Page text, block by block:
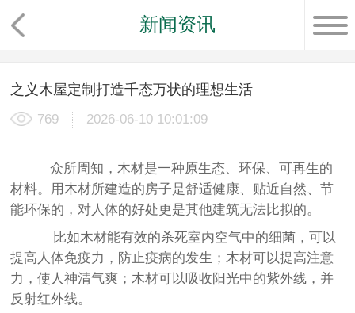
新闻资讯
之义木屋定制打造千态万状的理想生活
769 2026-06-10 10:01:09
众所周知，木材是一种原生态、环保、可再生的
材料。用木材所建造的房子是舒适健康、贴近自然、节
能环保的，对人体的好处更是其他建筑无法比拟的。
比如木材能有效的杀死室内空气中的细菌，可以
提高人体免疫力，防止疫病的发生；木材可以提高注意
力，使人神清气爽；木材可以吸收阳光中的紫外线，并
反射红外线。